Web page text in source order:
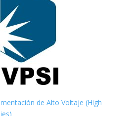
de Alto Voltaje (High